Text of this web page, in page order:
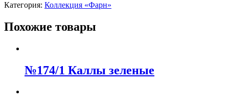
Категория: Коллекция «Фарн»
Похожие товары
№174/1 Каллы зеленые